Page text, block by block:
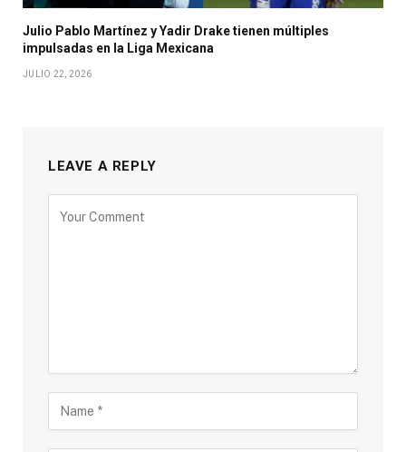
Julio Pablo Martínez y Yadir Drake tienen múltiples
impulsadas en la Liga Mexicana
JULIO 22, 2026
LEAVE A REPLY